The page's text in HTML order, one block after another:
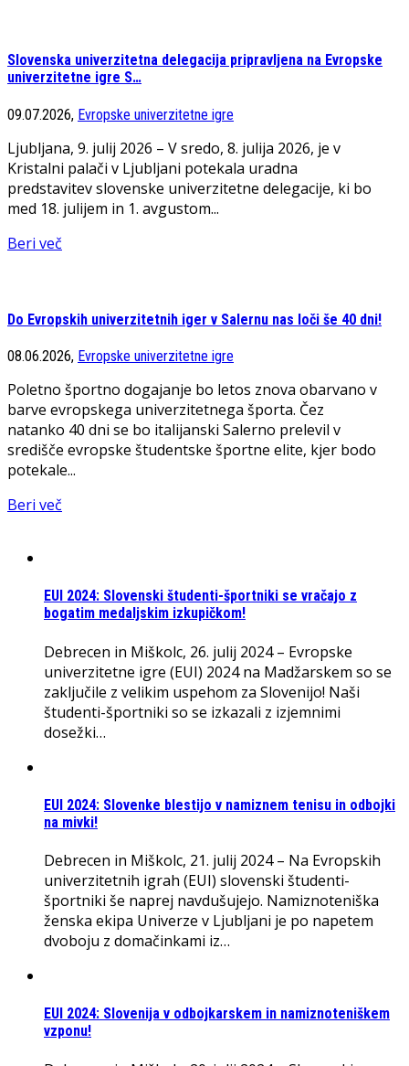
Slovenska univerzitetna delegacija pripravljena na Evropske
univerzitetne igre S…
09.07.2026, Evropske univerzitetne igre
Ljubljana, 9. julij 2026 – V sredo, 8. julija 2026, je v
Kristalni palači v Ljubljani potekala uradna
predstavitev slovenske univerzitetne delegacije, ki bo
med 18. julijem in 1. avgustom...
Beri več
Do Evropskih univerzitetnih iger v Salernu nas loči še 40 dni!
08.06.2026, Evropske univerzitetne igre
Poletno športno dogajanje bo letos znova obarvano v
barve evropskega univerzitetnega športa. Čez
natanko 40 dni se bo italijanski Salerno prelevil v
središče evropske študentske športne elite, kjer bodo
potekale...
Beri več
EUI 2024: Slovenski študenti-športniki se vračajo z
bogatim medaljskim izkupičkom!
Debrecen in Miškolc, 26. julij 2024 – Evropske
univerzitetne igre (EUI) 2024 na Madžarskem so se
zaključile z velikim uspehom za Slovenijo! Naši
študenti-športniki so se izkazali z izjemnimi
dosežki…
EUI 2024: Slovenke blestijo v namiznem tenisu in odbojki
na mivki!
Debrecen in Miškolc, 21. julij 2024 – Na Evropskih
univerzitetnih igrah (EUI) slovenski študenti-
športniki še naprej navdušujejo. Namiznoteniška
ženska ekipa Univerze v Ljubljani je po napetem
dvoboju z domačinkami iz…
EUI 2024: Slovenija v odbojkarskem in namiznoteniškem
vzponu!